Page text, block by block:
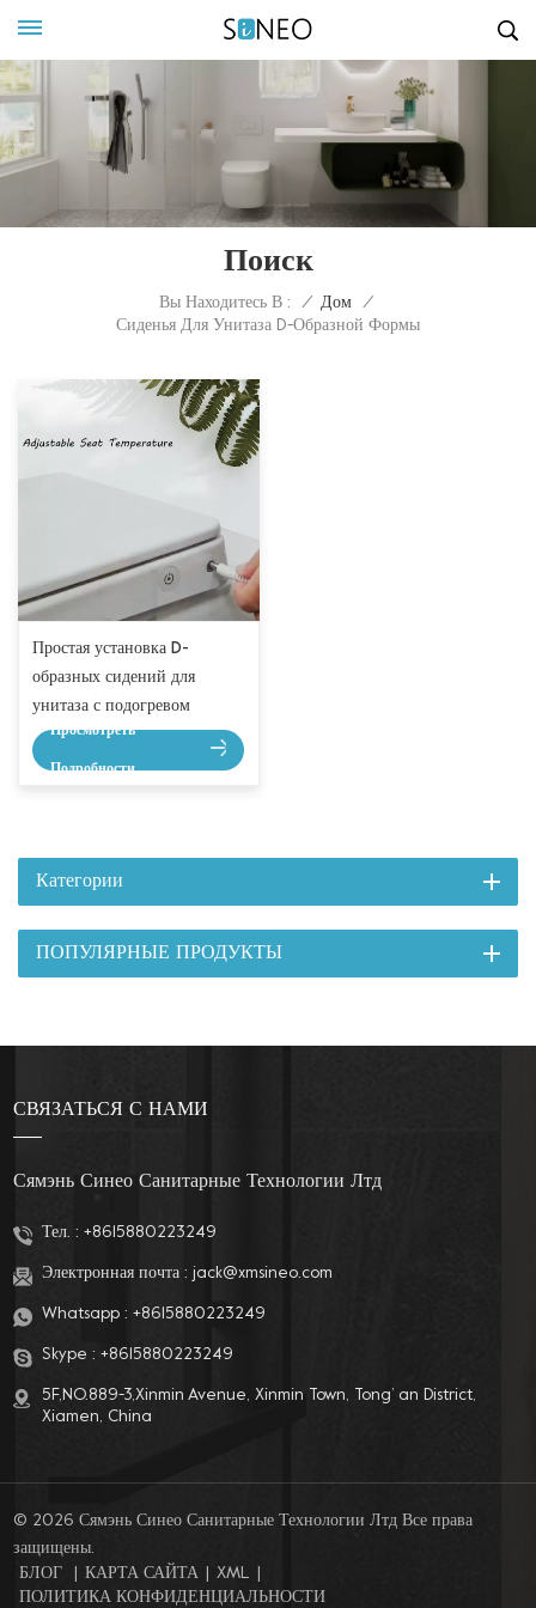
Поиск
Вы Находитесь В : / Дом
/
Сиденья Для Унитаза D-Образной Формы
Простая установка D-
образных сидений для
унитаза с подогревом
Просмотреть
Подробности
Категории
ПОПУЛЯРНЫЕ ПРОДУКТЫ
СВЯЗАТЬСЯ С НАМИ
Сямэнь Синео Санитарные Технологии Лтд
Тел. : +8615880223249
Электронная почта : jack@xmsineo.com
Whatsapp : +8615880223249
Skype : +8615880223249
5F,NO.889-3,Xinmin Avenue, Xinmin Town, Tong’ an District,
Xiamen, China
© 2026 Сямэнь Синео Санитарные Технологии Лтд Все права
защищены.
БЛОГ
КАРТА САЙТА XML
ПОЛИТИКА КОНФИДЕНЦИАЛЬНОСТИ